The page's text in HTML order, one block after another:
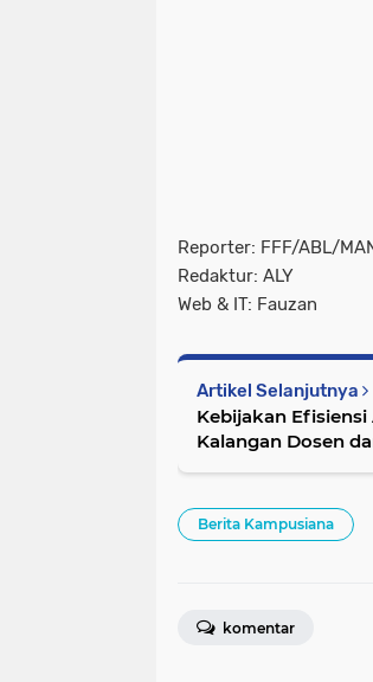
Reporter: FFF/ABL/
Redaktur: ALY
Web & IT: Fauzan
Artikel Selanjutnya
Kebijakan
Kalangan Dosen
Berita Kampusiana
komentar